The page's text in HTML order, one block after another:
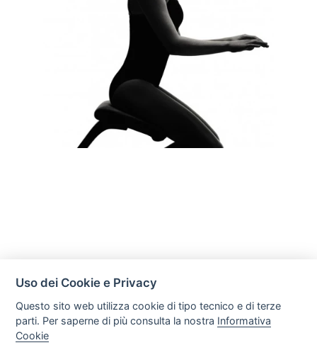
Uso dei Cookie e Privacy
Questo sito web utilizza cookie di tipo tecnico e di terze
parti. Per saperne di più consulta la nostra Informativa
Cookie